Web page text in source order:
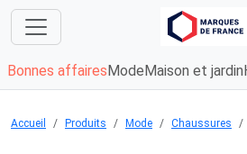
Bonnes affaires Mode Maison et jardin
Accueil Produits Mode Chaussures